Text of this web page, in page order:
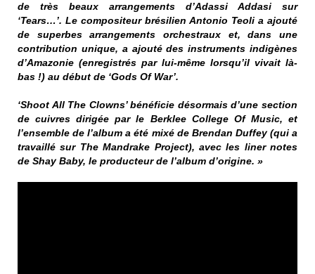
de très beaux arrangements d’Adassi Addasi sur
‘Tears…’. Le compositeur brésilien Antonio Teoli a ajouté
de superbes arrangements orchestraux et, dans une
contribution unique, a ajouté des instruments indigènes
d’Amazonie (enregistrés par lui-même lorsqu’il vivait là-
bas !) au début de ‘Gods Of War’.
‘Shoot All The Clowns’ bénéficie désormais d’une section
de cuivres dirigée par le Berklee College Of Music, et
l’ensemble de l’album a été mixé de Brendan Duffey (qui a
travaillé sur The Mandrake Project), avec les liner notes
de Shay Baby, le producteur de l’album d’origine. »